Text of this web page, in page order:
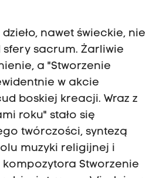
nawet świeckie, nie
sfery sacrum. Żarliwie
a "Stworzenie
w akcie
boskiej kreacji. Wraz z
roku" stało się
twórczości, syntezą
muzyki religijnej i
kompozytora Stworzenie